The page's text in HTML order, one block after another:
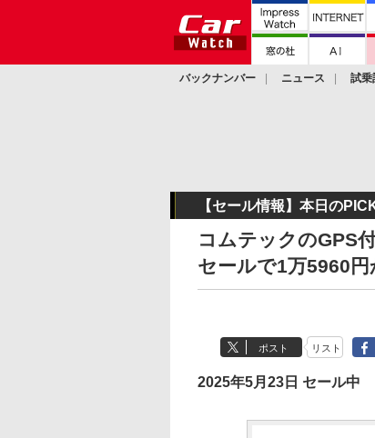
バックナンバー ニュース 試乗
【セール情報】本日の
コムテックのGPS
セールで1万5960円
ポスト リスト
2025年5月23日 セール中